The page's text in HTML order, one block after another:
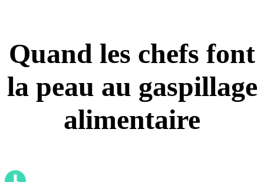
Quand les chefs font
la peau au gaspillage
alimentaire